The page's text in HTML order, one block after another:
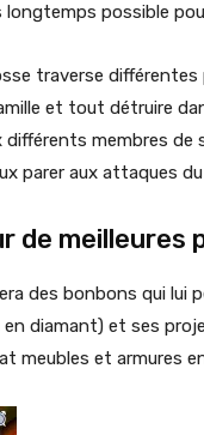
possible
traverse
et tout détruire
différents membres
parer aux attaques
de meilleures
des bonbons qui
diamant) et ses
meubles et armures